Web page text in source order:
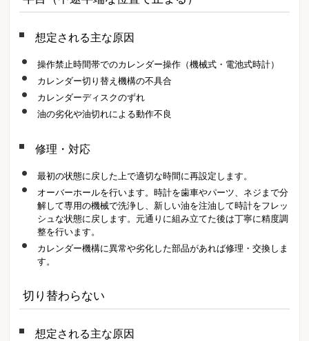
想定される主な原因
操作禁止時間帯でのカレンダー操作（機械式・電池式時計）
カレンダー切り替え機構の不具合
カレンダーディスクのずれ
油の劣化や油切れによる動作不良
修理・対応
最初の状態に戻した上で適切な時間に再設定します。
オーバーホールを行います。時計を歯車やパーツ、ネジまで分
解して専用の機械で洗浄し、新しい油を注油して時計をフレッ
シュな状態に戻します。元通りに組み立てた後は丁寧に精度調
整を行います。
カレンダー機構に異常や劣化した部品があれば修理・交換しま
す。
切り替わらない
想定される主な原因